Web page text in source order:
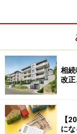
相
改
【
に